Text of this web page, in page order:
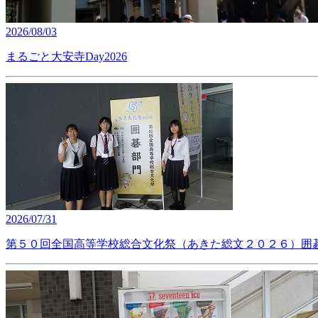
2026/08/03
まるごと大安寺Day2026
2026/07/31
第５０回全国高等学校総合文化祭（あきた総文２０２６）囲